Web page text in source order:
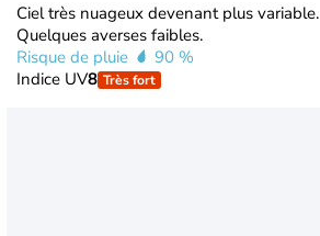
Ciel très nuageux devenant plus variable.
Quelques averses faibles.
Risque de pluie
90 %
Indice UV8 Très fort